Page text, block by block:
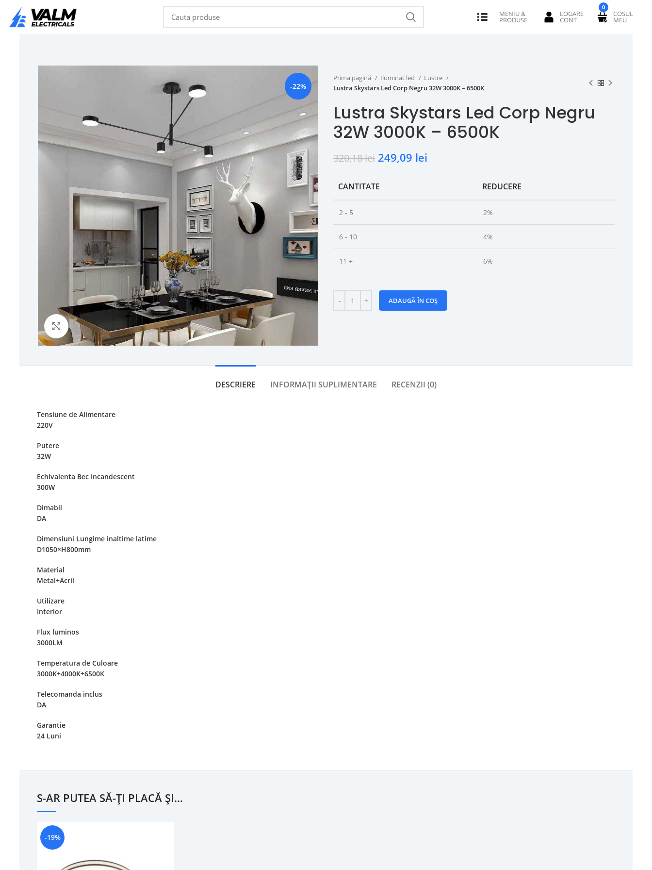
0
-22%
Click to enlarge
Prima pagină Iluminat led
Lustre
Lustra Skystars Led Corp Negru 32W 3000K – 6500K
Lustra Skystars Led Corp Negru
32W 3000K – 6500K
320,18lei 249,09 lei
CANTITATE REDUCERE
2 - 5 2%
6 - 10 4%
11 + 6%
ADAUGĂ ÎN COȘ
DESCRIERE INFORMAȚII SUPLIMENTARE RECENZII (0)
Tensiune de Alimentare
220V
Putere
32W
Echivalenta Bec Incandescent
300W
Dimabil
DA
Dimensiuni Lungime inaltime latime
D1050×H800mm
Material
Metal+Acril
Utilizare
Interior
Flux luminos
3000LM
Temperatura de Culoare
3000K+4000K+6500K
Telecomanda inclus
DA
Garantie
24 Luni
S-AR PUTEA SĂ-ȚI PLACĂ ȘI…
-19%